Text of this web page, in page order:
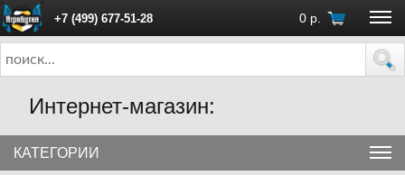
+7 (499) 677-51-28 0 р.
ПН - ПТ с 10:00 до 18:00 (Москва)
Интернет-магазин:
КАТЕГОРИИ